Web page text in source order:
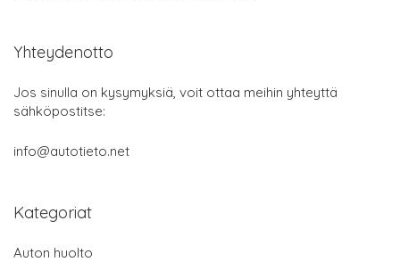
Yhteydenotto
Jos sinulla on kysymyksiä, voit ottaa meihin yhteyttä
sähköpostitse:
info@autotieto.net
Kategoriat
Auton huolto